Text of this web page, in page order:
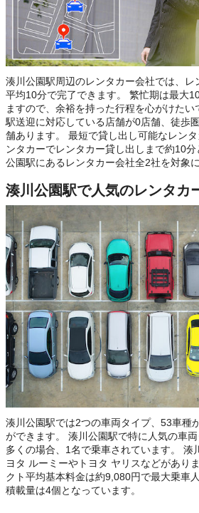
湊川公園駅周辺のレンタカー会社では、レ
平均10分で完了できます。 繁忙期は最大
ますので、余裕を持った行程を心がけた
駅送迎に対応している店舗が0店舗、徒歩
舗あります。 最短で貸し出し可能なレン
ンタカーでレンタカー貸し出しまで約10
公園駅にあるレンタカー会社全2社を対象
湊川公園駅で人気のレンタカ
湊川公園駅では2つの車両タイプ、53車種
ができます。 湊川公園駅で特に人気の車両
多くの場合、1名で乗車されています。 湊
ヨタ ルーミーやトヨタ ヤリスなどがあり
クト平均基本料金は約9,080円で最大乗車
積載量は4個となっています。